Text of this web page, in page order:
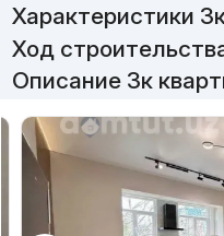
Характеристики
Ход
Описание 3к